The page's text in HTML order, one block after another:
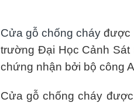
Cửa gỗ chống cháyđược
trường Đại Học Cảnh Sát
chứng nhận bởi bộ công
Cửa gỗ chống cháy